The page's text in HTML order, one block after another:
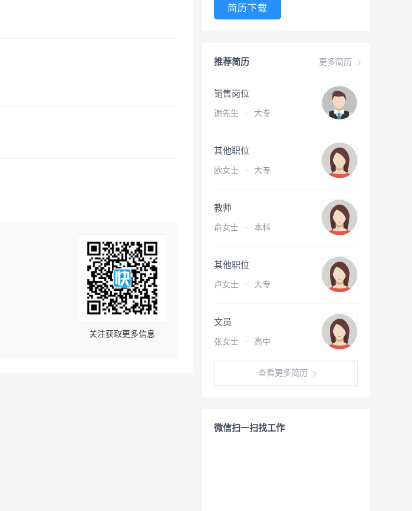
关注获取更多信息
简历下载
更多简历
推荐简历
销售岗位
谢先生 · 大专
其他职位
欧女士 · 大专
教师
俞女士 · 本科
其他职位
卢女士 · 大专
文员
张女士 · 高中
查看更多简历
微信扫一扫找工作